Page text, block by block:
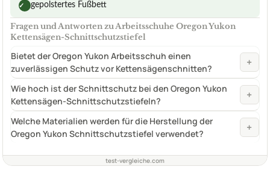
✓ gepolstertes Fußbett
Fragen und Antworten zu Arbeitsschuhe Oregon Yukon
Kettensägen-Schnittschutzstiefel
Bietet der Oregon Yukon Arbeitsschuh einen
zuverlässigen Schutz vor Kettensägenschnitten?
+
Wie hoch ist der Schnittschutz bei den Oregon Yukon
Kettensägen-Schnittschutzstiefeln?
+
Welche Materialien werden für die Herstellung der
Oregon Yukon Schnittschutzstiefel verwendet?
+
test-vergleiche.com